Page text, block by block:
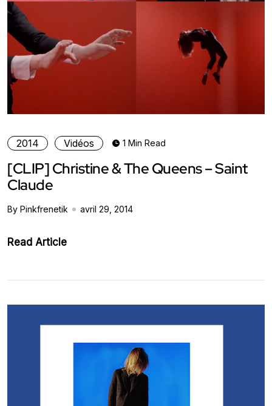
2014 Vidéos 1 Min Read
[CLIP] Christine & The Queens – Saint
Claude
By Pinkfrenetik avril 29, 2014
Read Article